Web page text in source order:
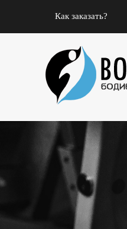
Как заказать?